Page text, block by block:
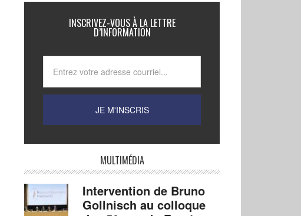
INSCRIVEZ-VOUS À LA LETTRE
D’INFORMATION
MULTIMÉDIA
Intervention de Bruno
Gollnisch au colloque